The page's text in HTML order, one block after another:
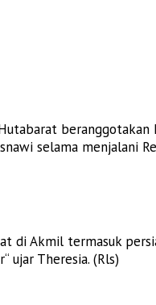
selama menjalani
di Akmil termasuk
ujar Theresia. (Rls)